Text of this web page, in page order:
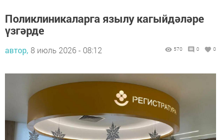
Поликлиникаларга язылу кагыйдәләре
үзгәрде
автор, 8 июль 2026 - 08:12 570 0 0